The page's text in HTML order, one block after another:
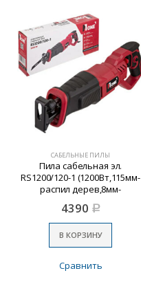
САБЕЛЬНЫЕ ПИЛЫ
Пила сабельная эл.
RS1200/120-1 (1200Вт,115мм-
распил дерев,8мм-
метал,20мм-величина хода)
№1
4390 Р
В КОРЗИНУ
Сравнить